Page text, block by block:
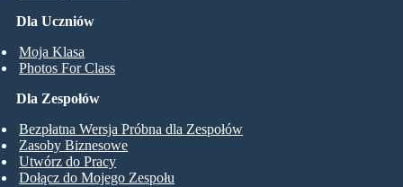
Dla Uczniów
Moja Klasa
Photos For Class
Dla Zespołów
Bezpłatna Wersja Próbna dla Zespołów
Zasoby Biznesowe
Utwórz do Pracy
Dołącz do Mojego Zespołu